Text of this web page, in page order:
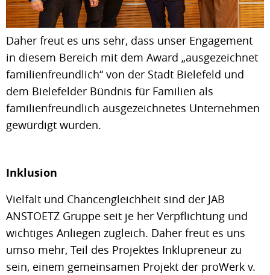
Daher freut es uns sehr, dass unser Engagement
in diesem Bereich mit dem Award „ausgezeichnet
familienfreundlich“ von der Stadt Bielefeld und
dem Bielefelder Bündnis für Familien als
familienfreundlich ausgezeichnetes Unternehmen
gewürdigt wurden.
Inklusion
Vielfalt und Chancengleichheit sind der JAB
ANSTOETZ Gruppe seit je her Verpflichtung und
wichtiges Anliegen zugleich. Daher freut es uns
umso mehr, Teil des Projektes Inklupreneur zu
sein, einem gemeinsamen Projekt der proWerk v.